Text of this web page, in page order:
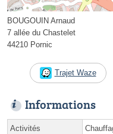
BOUGOUIN Arnaud
7 allée du Chastelet
44210 Pornic
Trajet Waze
Informations
Activités